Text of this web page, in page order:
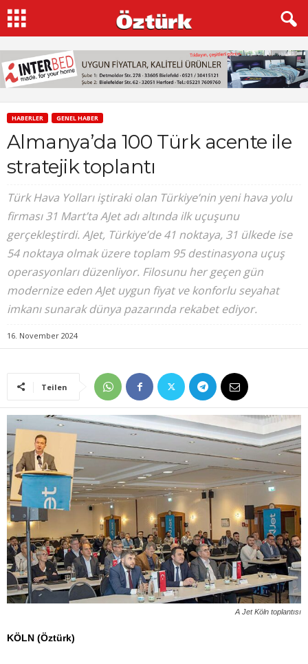
HABERLER GENEL HABER
Almanya’da 100 Türk acente ile
stratejik toplantı
Türk Hava Yolları iştiraki olan Türkiye’nin yeni hava yolu
firması 31 Mart’ta AJet adı altında ilk uçuşunu
gerçekleştirdi. AJet, Türkiye’de 41 noktaya, 31 ülkede ise
54 noktaya olmak üzere toplam 95 destinasyona uçuş
operasyonları düzenliyor. Filosunu her geçen gün
modernize eden AJet uygun fiyat ve konforlu seyahat
imkanı sunarak dünya pazarında rekabet ediyor.
16. November 2024
Teilen
A Jet Köln toplantısı
KÖLN (Öztürk)